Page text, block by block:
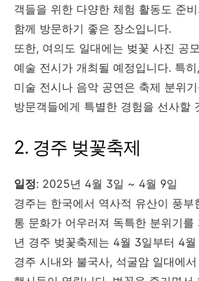
객들을 위한 다양한 체험 활동도 준
함께 방문하기 좋은 장소입니다.
또한, 여의도 일대에는 벚꽃 사진 공
예술 전시가 개최될 예정입니다. 특
미술 전시나 음악 공연은 축제 분위
방문객들에게 특별한 경험을 선사할
2. 경주 벚꽃축제
일정: 2025년 4월 3일 ~ 4월 9일
경주는 한국에서 역사적 유산이 풍부
통 문화가 어우러져 독특한 분위기
년 경주 벚꽃축제는 4월 3일부터 4
경주 시내와 불국사, 석굴암 일대에